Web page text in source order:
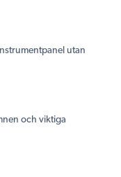
utan
och viktiga